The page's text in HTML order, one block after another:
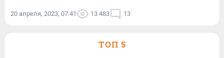
20 апреля, 2023, 07:41 13 483 13
ТОП 5